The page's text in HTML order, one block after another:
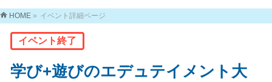
HOME » イベント詳細ページ
イベント終了
学び+遊びのエデュテイメント大